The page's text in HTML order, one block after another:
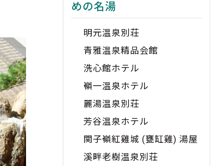
めの名湯
明元温泉別荘
青雅温泉精品会館
洗心館ホテル
嶺一温泉ホテル
麗湯温泉別荘
芳谷温泉ホテル
関子嶺紅雞城 (甕缸雞) 湯屋
溪畔老樹温泉別荘